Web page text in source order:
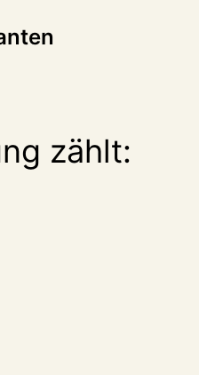
zählt: